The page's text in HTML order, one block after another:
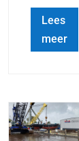
Lees
meer